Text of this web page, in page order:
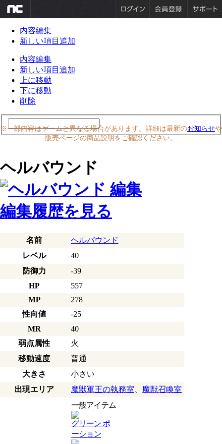
内容編集
新しい項目追加
内容編集
新しい項目追加
上に移動
下に移動
削除
※一部内容はゲームと異なる場合があります。詳細は最新のお知らせや
販売ページの商品説明をご確認ください。
ヘルバウンド
編集履歴を見る
名前
ヘルバウンド
レベル
40
防御力
-39
HP
557
MP
278
性向値
-25
MR
40
弱点属性
火
移動速度
普通
大きさ
小さい
出現エリア
魔獣軍王の執務室
魔獣召喚室
一般アイテム
グリーン ポ
ーション